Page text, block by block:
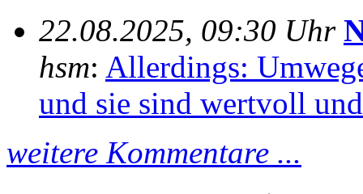
22.08.2025, 09:30 Uhr
hsm: Allerdings:
und sie sind wertvoll
weitere Kommentare ...